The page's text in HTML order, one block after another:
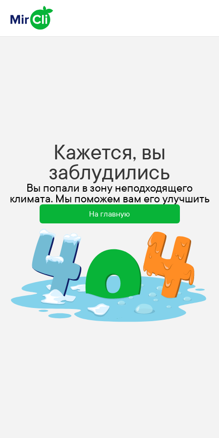
Кажется, вы
заблудились
Вы попали в зону неподходящего
климата. Мы поможем вам его улучшить
На главную